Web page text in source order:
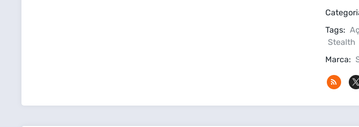
Tags:
Stealth
Marca: